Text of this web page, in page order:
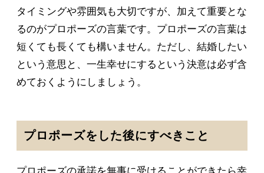
タイミングや雰囲気も大切ですが、加えて重要とな
るのがプロポーズの言葉です。プロポーズの言葉は
短くても長くても構いません。ただし、結婚したい
という意思と、一生幸せにするという決意は必ず含
めておくようにしましょう。
プロポーズをした後にすべきこと